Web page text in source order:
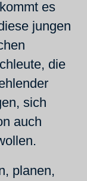
es
jungen
die
sich
auch
planen,